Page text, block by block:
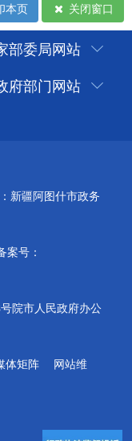
本页 关闭窗口
部委局网站
府部门网站
新疆阿图什市政务
案号：
院市人民政府办公
体矩阵
网站维